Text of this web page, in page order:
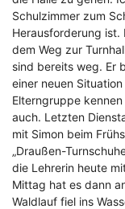
Schulzimmer zum
Herausforderung
dem Weg zur
sind bereits weg. Er
einer neuen
Elterngruppe
auch. Letzten
mit Simon beim
„Draußen-
die Lehrerin heute
Mittag hat es dann
Waldlauf fiel ins